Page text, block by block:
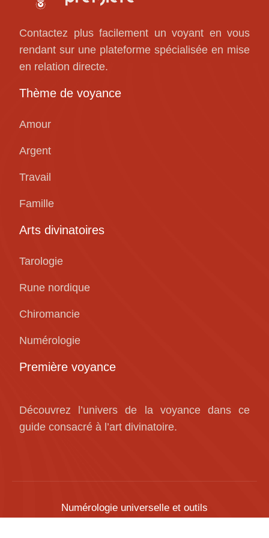
Contactez plus facilement un voyant en vous
rendant sur une plateforme spécialisée en mise
en relation directe.
Thème de voyance
Amour
Argent
Travail
Famille
Arts divinatoires
Tarologie
Rune nordique
Chiromancie
Numérologie
Première voyance
Découvrez l’univers de la voyance dans ce
guide consacré à l’art divinatoire.
Numérologie universelle et outils